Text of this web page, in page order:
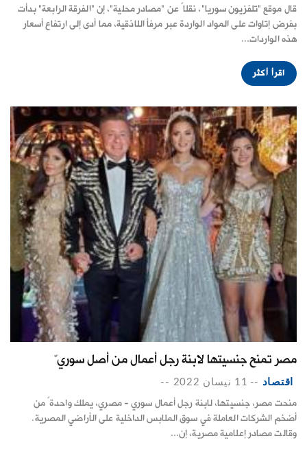
قال موقع "تلفزيون سوريا"، نقلاً عن "مصادر محلية"، إن "الفرقة الرابعة" بدأت
بفرض إتاوات على المواد الواردة عبر مرفأ اللاذقية، مما أدى إلى ارتفاع أسعار
هذه الواردات...
اقرأ أكثر
مصر تمنح جنسيتها لابنة رجل أعمال من أصل سوريّ
اقتصاد -- 11 نيسان 2022 --
منحت مصر، جنسيتها، لابنة رجل أعمال سوري - مصري، يملك واحدةً من
أضخم الشركات العاملة في سوق الملابس الداخلية على الأراضي المصرية.
وقالت مصادر إعلامية مصرية، إن...